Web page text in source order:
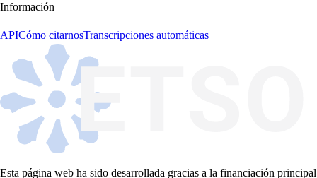
Información
APICómo citarnosTranscripciones automáticas
Esta página web ha sido desarrollada gracias a la financiación principal